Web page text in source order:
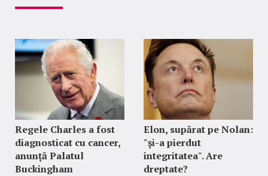
Regele Charles a fost
diagnosticat cu cancer,
anunță Palatul
Buckingham
Elon, supărat pe Nolan:
"şi-a pierdut
integritatea". Are
dreptate?